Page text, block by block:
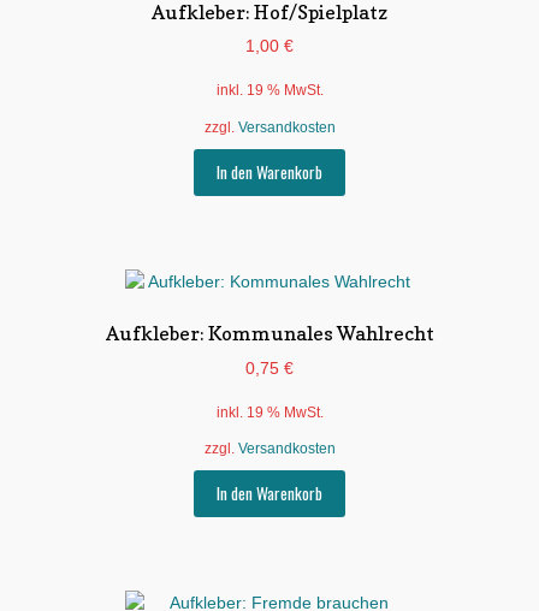
Aufkleber: Hof/Spielplatz
1,00 €
inkl. 19 % MwSt.
zzgl. Versandkosten
In den Warenkorb
Aufkleber: Kommunales Wahlrecht
0,75 €
inkl. 19 % MwSt.
zzgl. Versandkosten
In den Warenkorb